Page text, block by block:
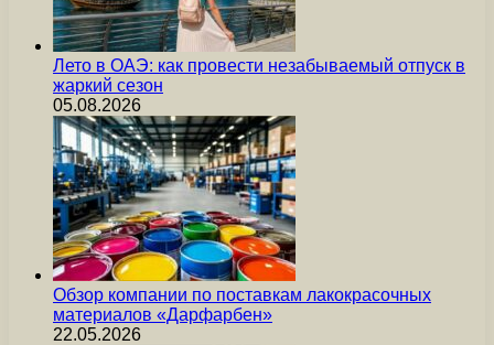
Лето в ОАЭ: как провести незабываемый отпуск в
жаркий сезон
05.08.2026
Обзор компании по поставкам лакокрасочных
материалов «Дарфарбен»
22.05.2026